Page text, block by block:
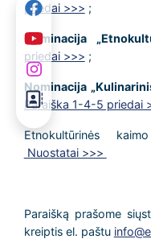
priedai >>> ;
Nominacija
priedai >>> ;
Nominacija
Paraiška 1-4-5 priedai
Etnokultūrinės
Nuostatai >>>
Paraišką prašome
kreiptis el. paštu